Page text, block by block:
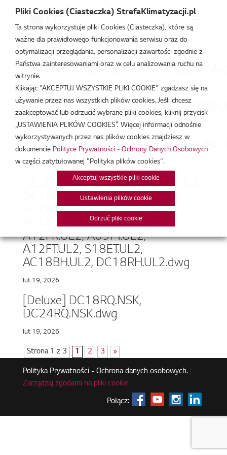
Strefa Klimatyzacji /DC18RQ
lut 20, 2026
lut 20, 2026
lut 20, 2026
[UL2] DC09RQ.UL2, DC12RQ.UL2,
DC18RQ.UL2, PC18SQ.UL2,
SC18EQ.UL2, S18EQ.UL2,
AC18BQ.UL2, A09FR.UL2,
A12FR.UL2, A09FT.UL2,
A12FT.UL2, S18ET.UL2,
AC18BH.UL2, DC18RH.UL2.dwg
lut 19, 2026
[Deluxe] DC18RQ.NSK,
DC24RQ.NSK.dwg
lut 19, 2026
Strona 1 z 3 1 2 3 »
Polityka Prywatności - Ochrona danych osobowych.|
Zarządzaj zgodami na pliki cookie
Połącz:
Pliki Cookies (Ciasteczka) StrefaKlimatyzacji.pl
Ta strona wykorzystuje pliki Cookies (Ciasteczka), które są
ważne dla prawidłowego funkcjonowania serwisu oraz do
optymalizacji przeglądania, personalizacji zawartości zgodnie z
Państwa zainteresowaniami oraz w celu analizowania ruchu na
witrynie.
Klikając "AKCEPTUJ WSZYSTKIE PLIKI COOKIE" zgadzasz się na
używanie przez nas wszystkich plików cookies. Jeśli chcesz
zaakceptować lub odrzucić wybrane pliki cookies, kliknij przycisk
„USTAWIENIA PLIKÓW COOKIES”. Więcej informacji odnośnie
wykorzystywanych przez nas plików cookies znajdziesz w
dokumencie Polityce Prywatności - Ochrony Danych Osobowych
w części zatytułowanej "Polityka plików cookies".
Akceptuj wszystkie pliki cookie
Ustawienia plików cookie
Odrzuć pliki cookie